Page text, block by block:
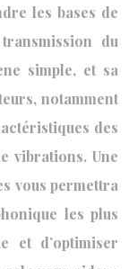
les bases de
du
simple, et sa
notamment
des
vibrations. Une
vous permettra
les plus
et d’optimiser